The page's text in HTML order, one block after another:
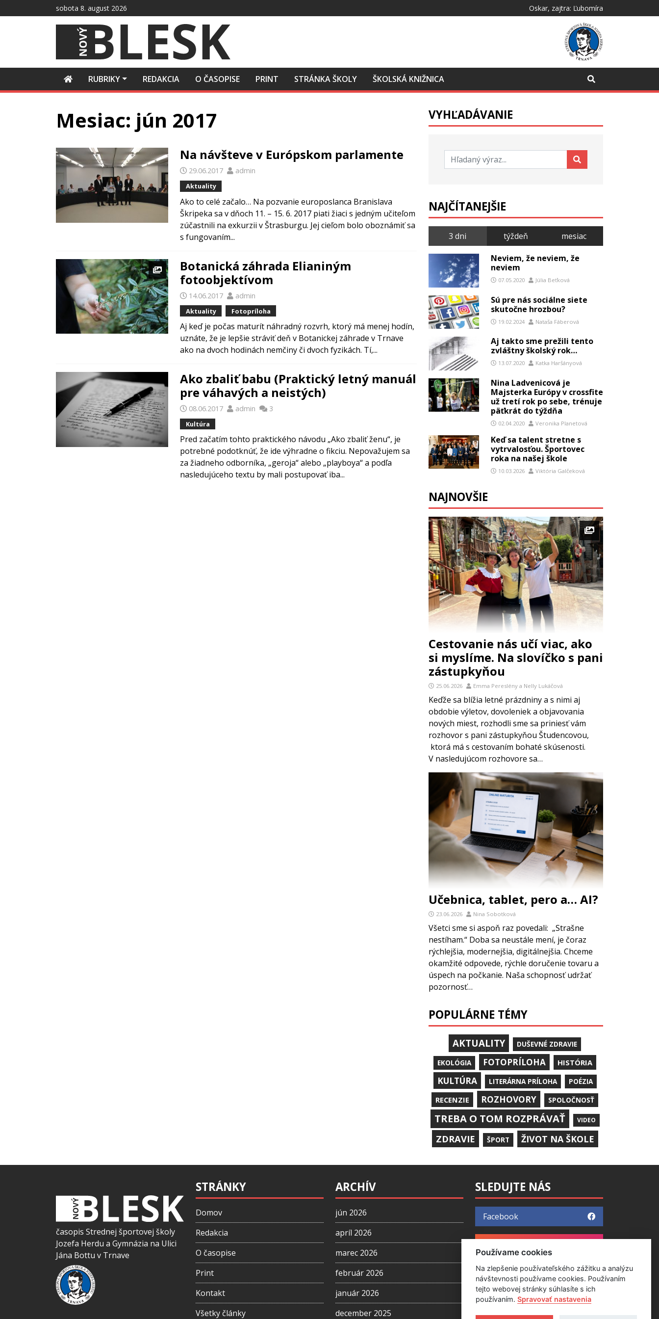
na
sobota 8. august 2026 Oskar, zajtra: Ľubomíra
RUBRIKY REDAKCIA O ČASOPISE PRINT STRÁNKA ŠKOLY ŠKOLSKÁ KNIŽNICA
Mesiac: jún 2017
Na návšteve v Európskom parlamente
29.06.2017 admin
Aktuality
Ako to celé začalo… Na pozvanie europoslanca Branislava
Škripeka sa v dňoch 11. – 15. 6. 2017 piati žiaci s jedným učiteľom
zúčastnili na exkurzii v Štrasburgu. Jej cieľom bolo oboznámiť sa
s fungovaním...
Botanická záhrada Elianiným
fotoobjektívom
14.06.2017 admin
Aktuality Fotopríloha
Aj keď je počas maturít náhradný rozvrh, ktorý má menej hodín,
uznáte, že je lepšie stráviť deň v Botanickej záhrade v Trnave
ako na dvoch hodinách nemčiny či dvoch fyzikách. Tí,...
Ako zbaliť babu (Praktický letný manuál
pre váhavých a neistých)
08.06.2017 admin 3
Kultúra
Pred začatím tohto praktického návodu „Ako zbaliť ženu“, je
potrebné podotknúť, že ide výhradne o fikciu. Nepovažujem sa
za žiadneho odborníka, „geroja“ alebo „playboya“ a podľa
nasledujúceho textu by mali postupovať iba...
VYHĽADÁVANIE
Hľadať:
NAJČÍTANEJŠIE
3 dni týždeň mesiac
Neviem, že neviem, že
neviem
07.05.2020 Júlia Beťková
Sú pre nás sociálne siete
skutočne hrozbou?
19.02.2024 Nataša Fáberová
Aj takto sme prežili tento
zvláštny školský rok…
13.07.2020 Katka Haršányová
Nina Ladvenicová je
Majsterka Európy v crossfite
už tretí rok po sebe, trénuje
päťkrát do týždňa
02.04.2020 Veronika Planetová
Keď sa talent stretne s
vytrvalosťou. Športovec
roka na našej škole
10.03.2026 Viktória Galčeková
NAJNOVŠIE
Cestovanie nás učí viac, ako
si myslíme. Na slovíčko s pani
zástupkyňou
25.06.2026 Emma Pereslény a Nelly Lukáčová
Keďže sa blížia letné prázdniny a s nimi aj
obdobie výletov, dovoleniek a objavovania
nových miest, rozhodli sme sa priniesť vám
rozhovor s pani zástupkyňou Študencovou,
ktorá má s cestovaním bohaté skúsenosti.
V nasledujúcom rozhovore sa…
Učebnica, tablet, pero a… AI?
23.06.2026 Nina Sobotková
Všetci sme si aspoň raz povedali: „Strašne
nestíham.“ Doba sa neustále mení, je čoraz
rýchlejšia, modernejšia, digitálnejšia. Chceme
okamžité odpovede, rýchle doručenie tovaru a
úspech na počkanie. Naša schopnosť udržať
pozornosť…
POPULÁRNE TÉMY
AKTUALITY
DUŠEVNÉ ZDRAVIE
EKOLÓGIA
FOTOPRÍLOHA HISTÓRIA
KULTÚRA LITERÁRNA PRÍLOHA POÉZIA
RECENZIE ROZHOVORY SPOLOČNOSŤ
TREBA O TOM ROZPRÁVAŤ VIDEO
ZDRAVIE ŠPORT ŽIVOT NA ŠKOLE
časopis Strednej športovej školy
Jozefa Herdu a Gymnázia na Ulici
Jána Bottu v Trnave
STRÁNKY
Domov
Redakcia
O časopise
Print
Kontakt
Všetky články
ARCHÍV
jún 2026
apríl 2026
marec 2026
február 2026
január 2026
december 2025
SLEDUJTE NÁS
Facebook
YouTube
Používame cookies
Na zlepšenie používateľského zážitku a analýzu
návštevnosti používame cookies. Používaním
tejto webovej stránky súhlasíte s ich
používaním. Spravovať nastavenia